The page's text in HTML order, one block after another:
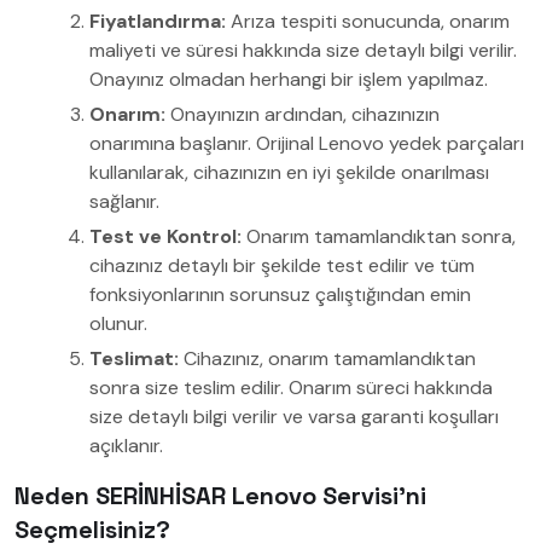
Fiyatlandırma: Arıza tespiti sonucunda, onarım
maliyeti ve süresi hakkında size detaylı bilgi verilir.
Onayınız olmadan herhangi bir işlem yapılmaz.
Onarım: Onayınızın ardından, cihazınızın
onarımına başlanır. Orijinal Lenovo yedek parçaları
kullanılarak, cihazınızın en iyi şekilde onarılması
sağlanır.
Test ve Kontrol: Onarım tamamlandıktan sonra,
cihazınız detaylı bir şekilde test edilir ve tüm
fonksiyonlarının sorunsuz çalıştığından emin
olunur.
Teslimat: Cihazınız, onarım tamamlandıktan
sonra size teslim edilir. Onarım süreci hakkında
size detaylı bilgi verilir ve varsa garanti koşulları
açıklanır.
Neden SERİNHİSAR Lenovo Servisi’ni
Seçmelisiniz?